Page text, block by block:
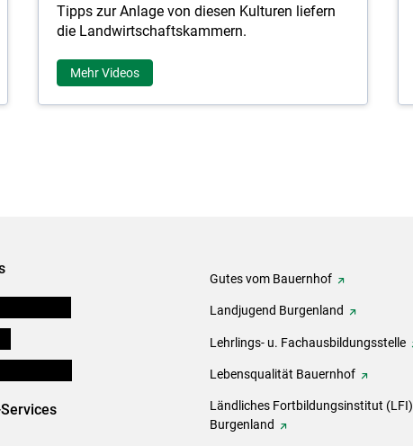
Mehr Videos
Tipps zur Anlage von diesen Kulturen liefern
die Landwirtschaftskammern.
Gutes vom Bauernhof
Landjugend Burgenland
Lehrlings- u. Fachausbildungsstelle
Lebensqualität Bauernhof
Ländliches Fortbildungsinstitut (LFI)
Burgenland